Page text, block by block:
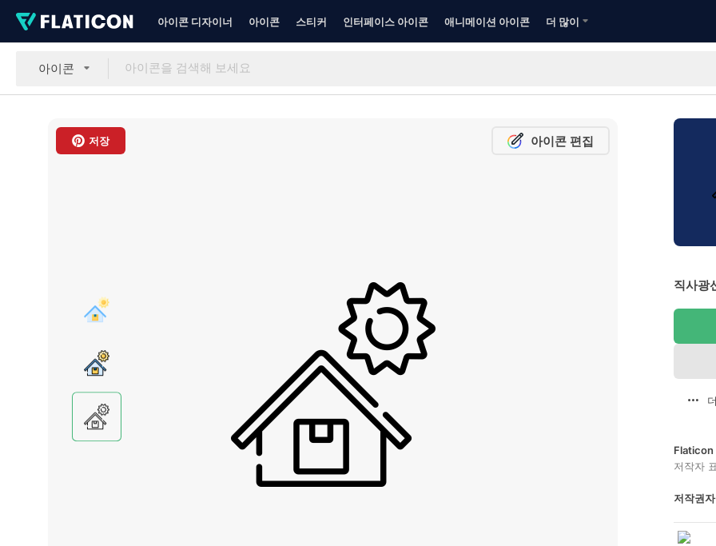
아이콘 디자이너 아이콘 스티커 인터페이스 아이콘 애니메이션 아이콘 더 많이
아이콘
저장 아이콘 편집
직사광
Flaticon
저작자
저작권